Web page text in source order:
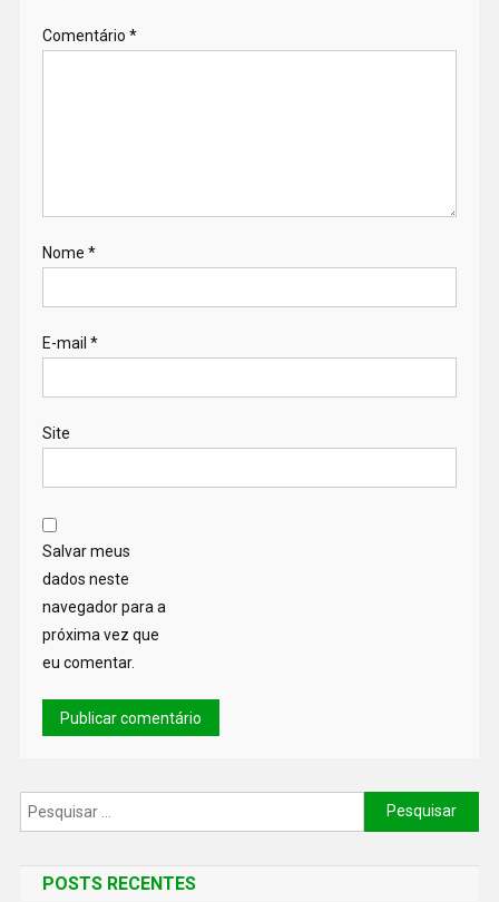
Comentário *
Nome *
E-mail *
Site
Salvar meus
dados neste
navegador para a
próxima vez que
eu comentar.
POSTS RECENTES